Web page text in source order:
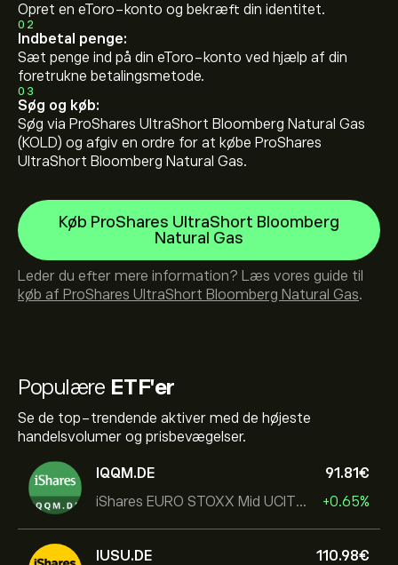
Populære ETF'er
Se de top-trendende aktiver med de højeste
handelsvolumer og prisbevægelser.
IQQM.DE
iShares EURO STOXX Mid UCITS ETF
91.81‎€‎
+0.65%
IUSU.DE
110.98‎€‎
Opret en eToro-konto og bekræft din identitet.
02
Indbetal penge:
Sæt penge ind på din eToro-konto ved hjælp af din
foretrukne betalingsmetode.
03
Søg og køb:
Søg via ProShares UltraShort Bloomberg Natural Gas
(KOLD) og afgiv en ordre for at købe ProShares
UltraShort Bloomberg Natural Gas.
Køb ProShares UltraShort Bloomberg
Natural Gas
Leder du efter mere information? Læs vores guide til
køb af ProShares UltraShort Bloomberg Natural Gas.